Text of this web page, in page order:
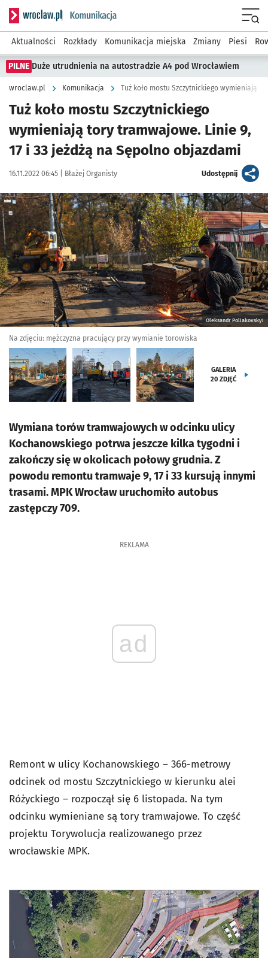
Serwis informacyjny wroclaw.pl podserwis: Komunikacja
Aktualności Rozkłady Komunikacja miejska Zmiany Piesi
PILNE Duże utrudnienia na autostradzie A4 pod Wrocławiem
wroclaw.pl Komunikacja
Tuż koło mostu Szczytnickiego
wymieniają tory tramwajowe. Linie 9,
17 i 33 jeżdżą na Sępolno objazdami
Data publikacji:
16.11.2022 06:45 | Autor:
Błażej Organisty Udostępnijartykuł
Kliknij, aby zobaczyć galerię
Oleksandr Poliakovskyi
Na zdjęciu: mężczyzna pracujący przy wymianie torowiska
GALERIA
20 ZDJĘĆ
Wymiana torów tramwajowych w odcinku ulicy
Kochanowskiego potrwa jeszcze kilka tygodni i
zakończy się w okolicach połowy grudnia. Z
powodu remontu tramwaje 9, 17 i 33 kursują innymi
trasami. MPK Wrocław uruchomiło autobus
zastępczy 709.
REKLAMA
ad
Remont w ulicy Kochanowskiego – 366-metrowy
odcinek od mostu Szczytnickiego w kierunku alei
Różyckiego – rozpoczął się 6 listopada. Na tym
odcinku wymieniane są tory tramwajowe. To część
projektu Torywolucja realizowanego przez
wrocławskie MPK.